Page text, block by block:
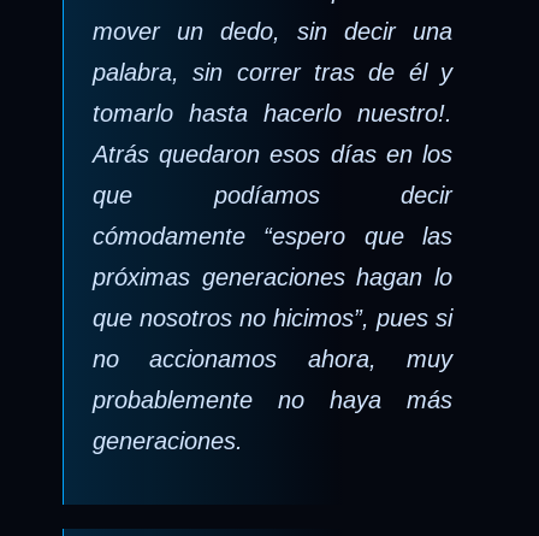
mover un dedo, sin decir una
palabra, sin correr tras de él y
tomarlo hasta hacerlo nuestro!.
Atrás quedaron esos días en los
que podíamos decir
cómodamente “espero que las
próximas generaciones hagan lo
que nosotros no hicimos”, pues si
no accionamos ahora, muy
probablemente no haya más
generaciones.